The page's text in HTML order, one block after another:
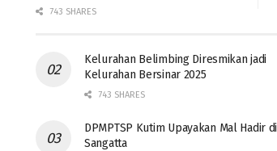
743 SHARES
Kelurahan Belimbing Diresmikan jadi
Kelurahan Bersinar 2025
743 SHARES
DPMPTSP Kutim Upayakan Mal Hadir di
Sangatta